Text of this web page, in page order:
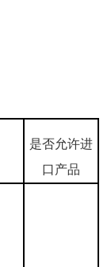
是否允许进
口产品